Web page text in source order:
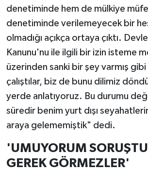
denetiminde hem de mülkiye
denetiminde verilemeyecek bir
olmadığı açıkça ortaya çıktı.
Kanunu'nu ile ilgili bir izin isteme
üzerinden sanki bir şey varmış
çalıştılar, biz de bunu dilimiz
yerde anlatıyoruz. Bu durumu
süredir benim yurt dışı
araya gelememiştik" dedi.
'UMUYORUM
GEREK GÖRMEZLER'